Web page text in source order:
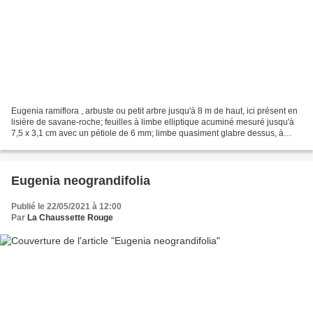
Eugenia ramiflora , arbuste ou petit arbre jusqu'à 8 m de haut, ici présent en
lisière de savane-roche; feuilles à limbe elliptique acuminé mesuré jusqu'à
7,5 x 3,1 cm avec un pétiole de 6 mm; limbe quasiment glabre dessus, à
Eugenia neograndifolia
Publié le 22/05/2021 à 12:00
Par La Chaussette Rouge